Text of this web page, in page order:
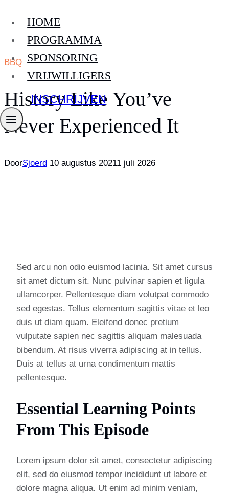
naar
inhoud
HOME
PROGRAMMA
SPONSORING
VRIJWILLIGERS
INSCHRIJVEN
BBQ
History Like You’ve
Never Experienced It
DoorSjoerd 10 augustus 20211 juli 2026
Sed arcu non odio euismod lacinia. Sit amet cursus
sit amet dictum sit. Nunc pulvinar sapien et ligula
ullamcorper. Pellentesque diam volutpat commodo
sed egestas. Tellus elementum sagittis vitae et leo
duis ut diam quam. Eleifend donec pretium
vulputate sapien nec sagittis aliquam malesuada
bibendum. At risus viverra adipiscing at in tellus.
Duis at tellus at urna condimentum mattis
pellentesque.
Essential Learning Points
From This Episode
Lorem ipsum dolor sit amet, consectetur adipiscing
elit, sed do eiusmod tempor incididunt ut labore et
dolore magna aliqua. Ut enim ad minim veniam,